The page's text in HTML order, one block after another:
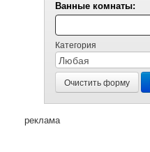
Ванные комнаты:
Категория
Очистить форму
реклама